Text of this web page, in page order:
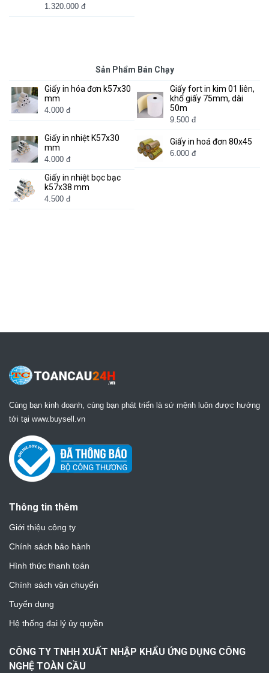
1.320.000 đ
Sản Phẩm Bán Chạy
Giấy in hóa đơn k57x30
mm
4.000 đ
Giấy fort in kim 01 liên,
khổ giấy 75mm, dài
50m
9.500 đ
Giấy in nhiệt K57x30
mm
4.000 đ
Giấy in hoá đơn 80x45
6.000 đ
Giấy in nhiệt bọc bạc
k57x38 mm
4.500 đ
Cùng bạn kinh doanh, cùng bạn phát triển là sứ mệnh luôn được hướng
tới tại www.buysell.vn
Thông tin thêm
Giới thiệu công ty
Chính sách bảo hành
Hình thức thanh toán
Chính sách vận chuyển
Tuyển dụng
Hệ thống đại lý ủy quyền
CÔNG TY TNHH XUẤT NHẬP KHẨU ỨNG DỤNG CÔNG
NGHỆ TOÀN CẦU